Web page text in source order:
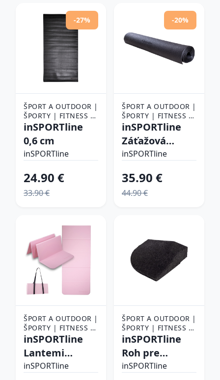
-27%
ŠPORT A OUTDOOR |
ŠPORTY | FITNESS |
POMÔCKY NA
PODLOŽKY NA
CVIČENIE
inSPORTline
0,6 cm
inSPORTline
24.90 €
33.90 €
-20%
ŠPORT A OUTDOOR |
ŠPORTY | FITNESS |
POMÔCKY NA
PODLOŽKY NA
CVIČENIE
inSPORTline
Záťažová
podložka
cm
inSPORTline
35.90 €
44.90 €
ŠPORT A OUTDOOR |
ŠPORTY | FITNESS |
POMÔCKY NA
PODLOŽKY NA
CVIČENIE
inSPORTline
Lantemi
ružová
inSPORTline
ŠPORT A OUTDOOR |
ŠPORTY | FITNESS |
POMÔCKY NA
PODLOŽKY NA
CVIČENIE
inSPORTline
Roh pre
podložky
inSPORTline